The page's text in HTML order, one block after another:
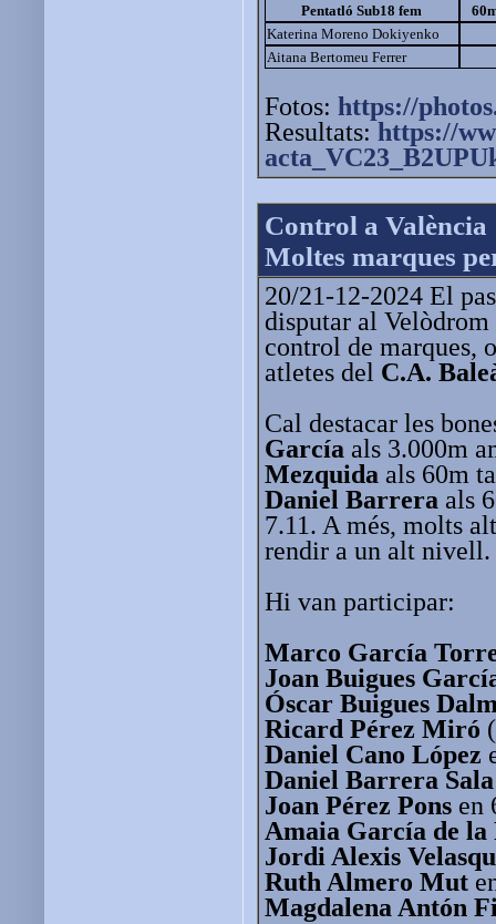
Pentatló Sub18 fem
Katerina Moreno Dokiyenko
Aitana Bertomeu Ferrer
Fotos: https://
Resultats: https://
Control a València
Moltes marques
20/21-12-2024 El
disputar al
control de marques,
atletes del C.A.
Cal destacar les
García als 3.000m
Mezquida als 60m
Daniel Barrera als
7.11. A més, molts
rendir a un alt nivell.
Hi van participar:
Marco García
Joan Buigues
Óscar Buigues
Ricard Pérez Miró
Daniel Cano López
Daniel Barrera Sala
Joan Pérez Pons en
Amaia García de la
Jordi Alexis
Ruth Almero Mut
Magdalena Antón